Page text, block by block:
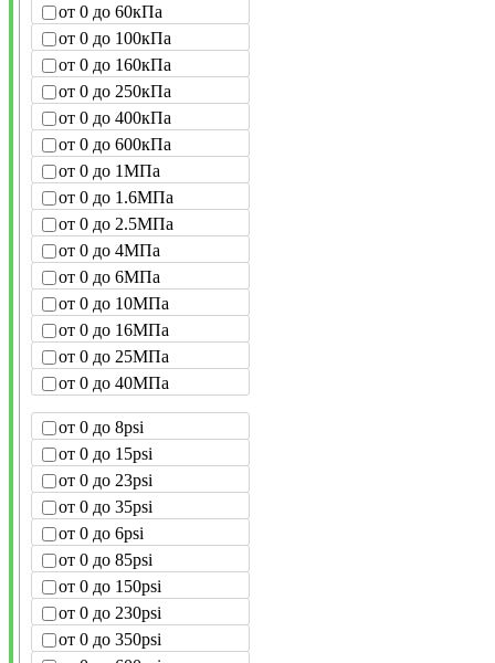
от 0 до 60кПа
от 0 до 100кПа
от 0 до 160кПа
от 0 до 250кПа
от 0 до 400кПа
от 0 до 600кПа
от 0 до 1МПа
от 0 до 1.6МПа
от 0 до 2.5МПа
от 0 до 4МПа
от 0 до 6МПа
от 0 до 10МПа
от 0 до 16МПа
от 0 до 25МПа
от 0 до 40МПа
от 0 до 8psi
от 0 до 15psi
от 0 до 23psi
от 0 до 35psi
от 0 до 6psi
от 0 до 85psi
от 0 до 150psi
от 0 до 230psi
от 0 до 350psi